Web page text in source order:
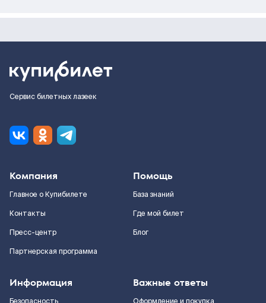
Сервис билетных лазеек
Компания
Главное о Купибилете
Контакты
Пресс-центр
Партнерская программа
Помощь
База знаний
Где мой билет
Блог
Информация Важные ответы